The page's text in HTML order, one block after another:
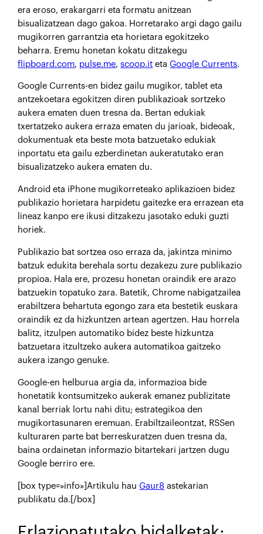
era eroso, erakargarri eta formatu anitzean
bisualizatzean dago gakoa. Horretarako argi dago gailu
mugikorren garrantzia eta horietara egokitzeko
beharra. Eremu honetan kokatu ditzakegu
flipboard.com, pulse.me,scoop.it etaGoogle Currents.
Google Currents-en bidez gailu mugikor, tablet eta
antzekoetara egokitzen diren publikazioak sortzeko
aukera ematen duen tresna da. Bertan edukiak
txertatzeko aukera erraza ematen du jarioak, bideoak,
dokumentuak eta beste mota batzuetako edukiak
inportatu eta gailu ezberdinetan aukeratutako eran
bisualizatzeko aukera ematen du.
Android eta iPhone mugikorreteako aplikazioen bidez
publikazio horietara harpidetu gaitezke era errazean eta
lineaz kanpo ere ikusi ditzakezu jasotako eduki guzti
horiek.
Publikazio bat sortzea oso erraza da, jakintza minimo
batzuk edukita berehala sortu dezakezu zure publikazio
propioa. Hala ere, prozesu honetan oraindik ere arazo
batzuekin topatuko zara. Batetik, Chrome nabigatzailea
erabiltzera behartuta egongo zara eta bestetik euskara
oraindik ez da hizkuntzen artean agertzen. Hau horrela
balitz, itzulpen automatiko bidez beste hizkuntza
batzuetara itzultzeko aukera automatikoa gaitzeko
aukera izango genuke.
Google-en helburua argia da, informazioa bide
honetatik kontsumitzeko aukerak emanez publizitate
kanal berriak lortu nahi ditu; estrategikoa den
mugikortasunaren eremuan. Erabiltzaileontzat, RSSen
kulturaren parte bat berreskuratzen duen tresna da,
baina ordainetan informazio bitartekari jartzen dugu
Google berriro ere.
[box type=»info»]Artikulu hauGaur8 astekarian
publikatu da.[/box]